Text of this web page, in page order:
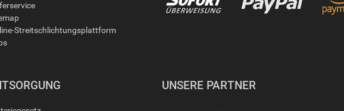
Streitschlichtungsplattform
UNSERE PARTNER